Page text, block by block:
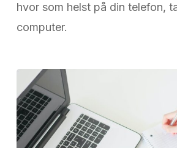
hvor som helst på din telefon,
computer.